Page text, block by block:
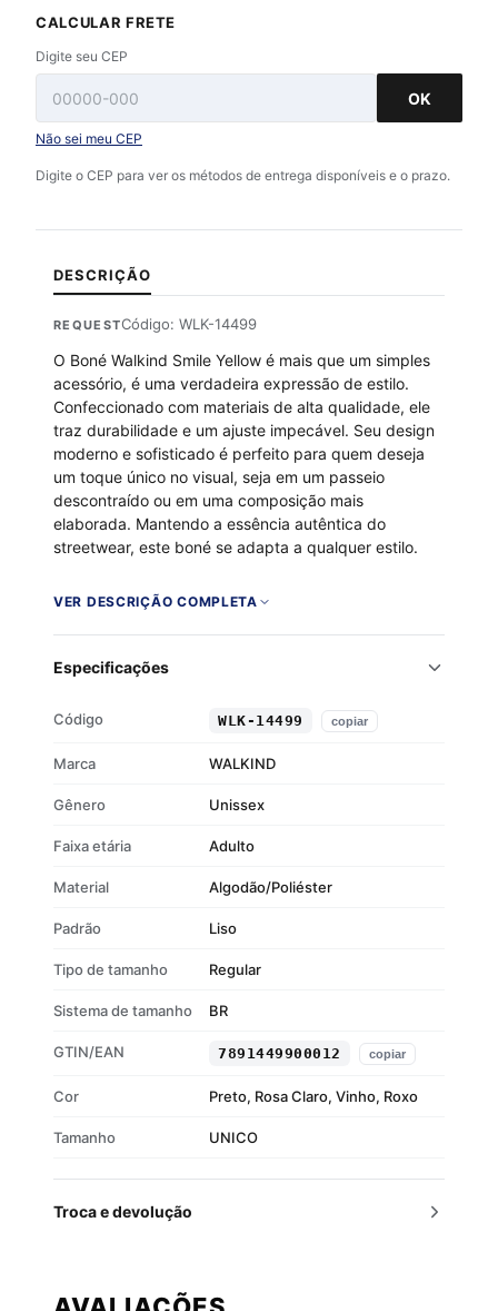
CALCULAR FRETE
Digite seu CEP
OK
Não sei meu CEP
Digite o CEP para ver os métodos de entrega disponíveis e o prazo.
DESCRIÇÃO
REQUESTCódigo: WLK-14499
O Boné Walkind Smile Yellow é mais que um simples
acessório, é uma verdadeira expressão de estilo.
Confeccionado com materiais de alta qualidade, ele
traz durabilidade e um ajuste impecável. Seu design
moderno e sofisticado é perfeito para quem deseja
um toque único no visual, seja em um passeio
descontraído ou em uma composição mais
elaborada. Mantendo a essência autêntica do
streetwear, este boné se adapta a qualquer estilo.
seu estilo a um novo patamar. Com um ajuste
permanece sempre na moda, oferecendo praticidade
Gênero: Unissex – ideal para todos os estilos
Estilo: Strapback – clássico e versátil
personalizado
VER DESCRIÇÃO COMPLETA
Especificações
Código WLK-14499 copiar
Marca WALKIND
Gênero Unissex
Faixa etária Adulto
Material Algodão/Poliéster
Padrão Liso
Tipo de tamanho Regular
Sistema de tamanho BR
GTIN/EAN 7891449900012 copiar
Cor Preto, Rosa Claro, Vinho, Roxo
Tamanho UNICO
Troca e devolução